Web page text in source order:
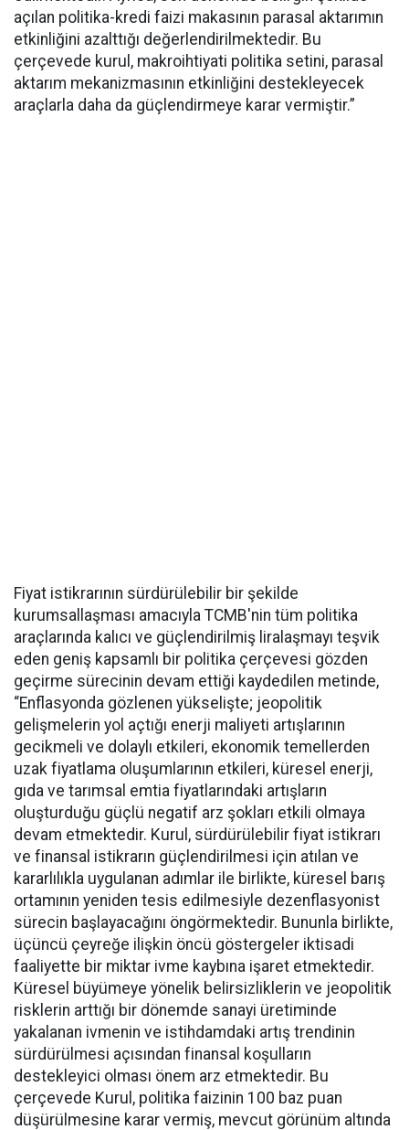
açılan politika-kredi faizi makasının parasal aktarımın
etkinliğini azalttığı değerlendirilmektedir. Bu
çerçevede kurul, makroihtiyati politika setini, parasal
aktarım mekanizmasının etkinliğini destekleyecek
araçlarla daha da güçlendirmeye karar vermiştir.”
Fiyat istikrarının sürdürülebilir bir şekilde
kurumsallaşması amacıyla TCMB'nin tüm politika
araçlarında kalıcı ve güçlendirilmiş liralaşmayı teşvik
eden geniş kapsamlı bir politika çerçevesi gözden
geçirme sürecinin devam ettiği kaydedilen metinde,
“Enflasyonda gözlenen yükselişte; jeopolitik
gelişmelerin yol açtığı enerji maliyeti artışlarının
gecikmeli ve dolaylı etkileri, ekonomik temellerden
uzak fiyatlama oluşumlarının etkileri, küresel enerji,
gıda ve tarımsal emtia fiyatlarındaki artışların
oluşturduğu güçlü negatif arz şokları etkili olmaya
devam etmektedir. Kurul, sürdürülebilir fiyat istikrarı
ve finansal istikrarın güçlendirilmesi için atılan ve
kararlılıkla uygulanan adımlar ile birlikte, küresel barış
ortamının yeniden tesis edilmesiyle dezenflasyonist
sürecin başlayacağını öngörmektedir. Bununla birlikte,
üçüncü çeyreğe ilişkin öncü göstergeler iktisadi
faaliyette bir miktar ivme kaybına işaret etmektedir.
Küresel büyümeye yönelik belirsizliklerin ve jeopolitik
risklerin arttığı bir dönemde sanayi üretiminde
yakalanan ivmenin ve istihdamdaki artış trendinin
sürdürülmesi açısından finansal koşulların
destekleyici olması önem arz etmektedir. Bu
çerçevede Kurul, politika faizinin 100 baz puan
düşürülmesine karar vermiş, mevcut görünüm altında